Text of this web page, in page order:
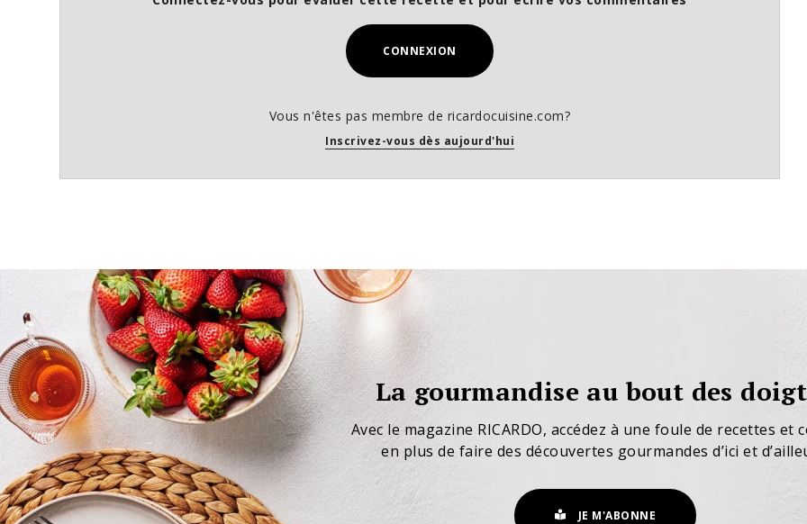
CONNEXION
Vous n'êtes pas membre de ricardocuisine.com?
Inscrivez-vous dès aujourd'hui
La gourmandise au bout des
Avec le magazine RICARDO, accédez à une foule de recettes et
en plus de faire des découvertes gourmandes d’ici et
JE M'ABONNE